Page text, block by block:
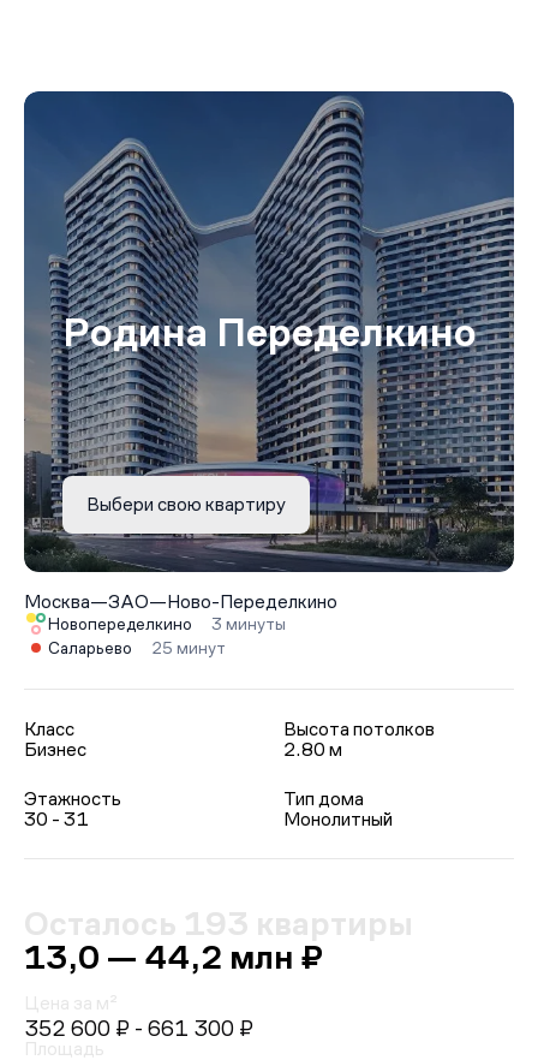
Родина Переделкино
Выбери свою квартиру
Москва—ЗАО—Ново-Переделкино
Новопеределкино
3 минуты
Саларьево
25 минут
Класс
Бизнес
Высота потолков
2.80 м
Этажность
30 - 31
Тип дома
Монолитный
Осталось 193 квартиры
13,0 — 44,2 млн ₽
Цена за м²
352 600 ₽ - 661 300 ₽
Площадь